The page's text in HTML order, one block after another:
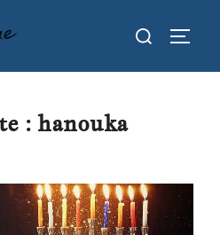
Rechercher :
: hanouka